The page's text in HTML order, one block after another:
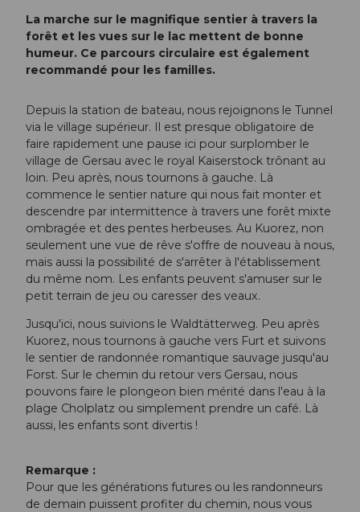
La marche sur le magnifique sentier à travers la
forêt et les vues sur le lac mettent de bonne
humeur. Ce parcours circulaire est également
recommandé pour les familles.
Depuis la station de bateau, nous rejoignons le Tunnel
via le village supérieur. Il est presque obligatoire de
faire rapidement une pause ici pour surplomber le
village de Gersau avec le royal Kaiserstock trônant au
loin. Peu après, nous tournons à gauche. Là
commence le sentier nature qui nous fait monter et
descendre par intermittence à travers une forêt mixte
ombragée et des pentes herbeuses. Au Kuorez, non
seulement une vue de rêve s'offre de nouveau à nous,
mais aussi la possibilité de s'arrêter à l'établissement
du même nom. Les enfants peuvent s'amuser sur le
petit terrain de jeu ou caresser des veaux.
Jusqu'ici, nous suivions le Waldtätterweg. Peu après
Kuorez, nous tournons à gauche vers Furt et suivons
le sentier de randonnée romantique sauvage jusqu'au
Forst. Sur le chemin du retour vers Gersau, nous
pouvons faire le plongeon bien mérité dans l'eau à la
plage Cholplatz ou simplement prendre un café. Là
aussi, les enfants sont divertis !
Remarque :
Pour que les générations futures ou les randonneurs
de demain puissent profiter du chemin, nous vous